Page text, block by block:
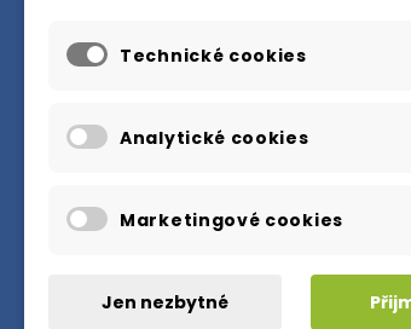
anglického jazyka.
Karly Machové 48 Beroun
info@englishbooks.cz
Technické cookies
Analytické cookies
Marketingové cookies
Jen nezbytné